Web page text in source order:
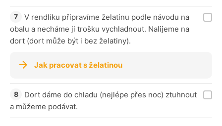
V rendlíku připravíme želatinu podle návodu na
obalu a necháme ji trošku vychladnout. Nalijeme na
dort (dort může být i bez želatiny).
Jak pracovat s želatinou
Dort dáme do chladu (nejlépe přes noc) ztuhnout
a můžeme podávat.